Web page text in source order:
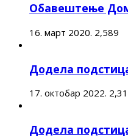
Обавештење
16. март 2020. 2,589
Додела
17. октобар 2022.
Додела